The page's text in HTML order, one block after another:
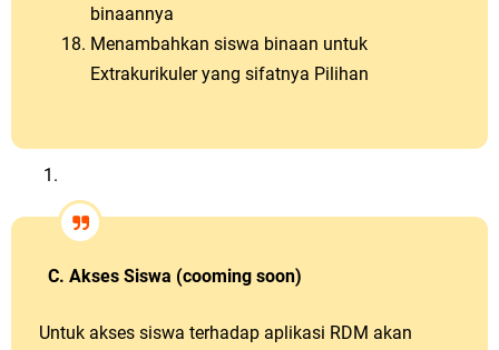
binaannya
Menambahkan siswa binaan untuk
Extrakurikuler yang sifatnya Pilihan
C. Akses Siswa (cooming soon)
Untuk akses siswa terhadap aplikasi RDM akan